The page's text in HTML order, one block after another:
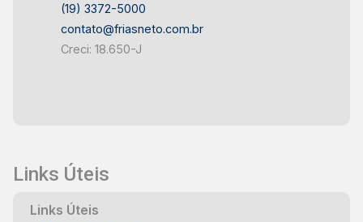
(19) 3372-5000
contato@friasneto.com.br
Creci: 18.650-J
Links Úteis
Links Úteis